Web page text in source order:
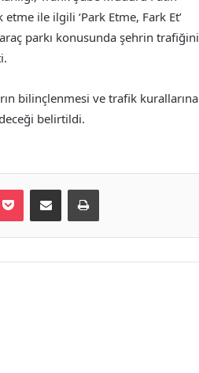
etme ile ilgili ‘Park Etme, Fark Et’
parkı konusunda şehrin trafiğini
bilinçlenmesi ve trafik kurallarına
belirtildi.
Pocket E-Posta ile paylaş Yazdır